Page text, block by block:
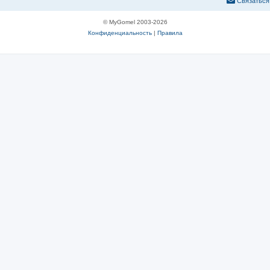
© MyGomel 2003-2026
Конфиденциальность| Правила